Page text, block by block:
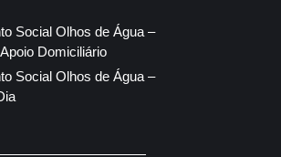
Social Olhos de Água –
Domiciliário
Social Olhos de Água –